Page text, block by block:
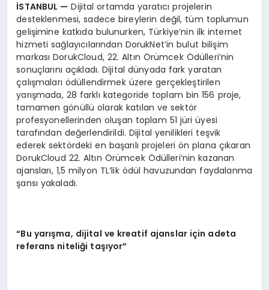
İSTANBUL — Dijital ortamda yaratıcı projelerin
desteklenmesi, sadece bireylerin değil, tüm toplumun
gelişimine katkıda bulunurken, Türkiye’nin ilk internet
hizmeti sağlayıcılarından DorukNet’in bulut bilişim
markası DorukCloud, 22. Altın Örümcek Ödülleri’nin
sonuçlarını açıkladı. Dijital dünyada fark yaratan
çalışmaları ödüllendirmek üzere gerçekleştirilen
yarışmada, 28 farklı kategoride toplam bin 156 proje,
tamamen gönüllü olarak katılan ve sektör
profesyonellerinden oluşan toplam 51 jüri üyesi
tarafından değerlendirildi. Dijital yenilikleri teşvik
ederek sektördeki en başarılı projeleri ön plana çıkaran
DorukCloud 22. Altın Örümcek Ödülleri’nin kazanan
ajansları, 1,5 milyon TL’lik ödül havuzundan faydalanma
şansı yakaladı.
“Bu yarışma, dijital ve kreatif ajanslar için adeta
referans niteliği taşıyor”